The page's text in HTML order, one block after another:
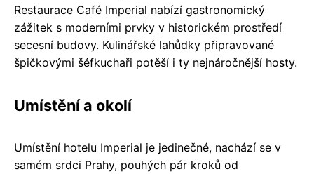
Restaurace Café Imperial nabízí gastronomický
zážitek s moderními prvky v historickém prostředí
secesní budovy. Kulinářské lahůdky připravované
špičkovými šéfkuchaři potěší i ty nejnáročnější hosty.
Umístění a okolí
Umístění hotelu Imperial je jedinečné, nachází se v
samém srdci Prahy, pouhých pár kroků od